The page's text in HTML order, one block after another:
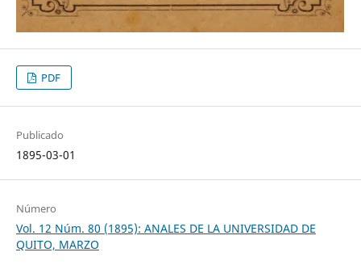
PDF
Publicado
1895-03-01
Número
Vol. 12 Núm. 80 (1895): ANALES DE LA UNIVERSIDAD DE
QUITO, MARZO